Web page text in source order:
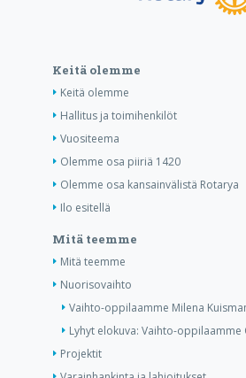
Keitä olemme
Keitä olemme
Hallitus ja toimihenkilöt
Vuositeema
Olemme osa piiriä 1420
Olemme osa kansainvälistä Rotarya
Ilo esitellä
Mitä teemme
Mitä teemme
Nuorisovaihto
Vaihto-oppilaamme Milena
Lyhyt elokuva: Vaihto-oppilaamme
Projektit